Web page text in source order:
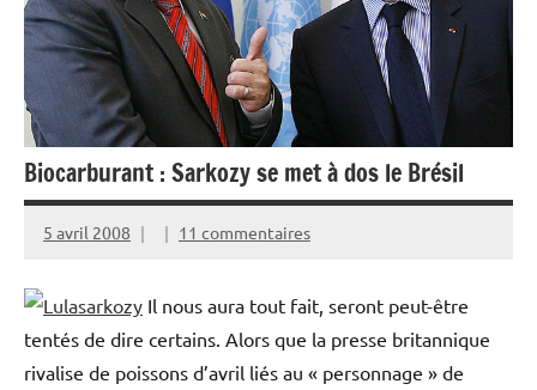
Biocarburant : Sarkozy se met à dos le Brésil
5 avril 2008 11 commentaires
Il nous aura tout fait, seront peut-être
tentés de dire certains. Alors que la presse britannique
rivalise de poissons d’avril liés au « personnage » de